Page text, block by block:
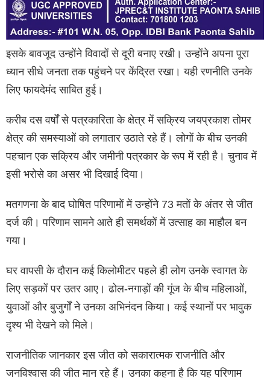
इसके बावजूद उन्होंने विवादों से दूरी बनाए रखी। उन्होंने अपना पूरा
ध्यान सीधे जनता तक पहुंचने पर केंद्रित रखा। यही रणनीति उनके
लिए फायदेमंद साबित हुई।
करीब दस वर्षों से पत्रकारिता के क्षेत्र में सक्रिय जयप्रकाश तोमर
क्षेत्र की समस्याओं को लगातार उठाते रहे हैं। लोगों के बीच उनकी
पहचान एक सक्रिय और जमीनी पत्रकार के रूप में रही है। चुनाव में
इसी भरोसे का असर भी दिखाई दिया।
मतगणना के बाद घोषित परिणामों में उन्होंने 73 मतों के अंतर से जीत
दर्ज की। परिणाम सामने आते ही समर्थकों में उत्साह का माहौल बन
गया।
घर वापसी के दौरान कई किलोमीटर पहले ही लोग उनके स्वागत के
लिए सड़कों पर उतर आए। ढोल-नगाड़ों की गूंज के बीच महिलाओं,
युवाओं और बुजुर्गों ने उनका अभिनंदन किया। कई स्थानों पर भावुक
दृश्य भी देखने को मिले।
राजनीतिक जानकार इस जीत को सकारात्मक राजनीति और
जनविश्वास की जीत मान रहे हैं। उनका कहना है कि यह परिणाम